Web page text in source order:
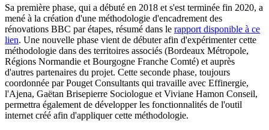
Sa première phase, qui a débuté en 2018 et s'est terminée fin 2020, a
mené à la création d'une méthodologie d'encadrement des
rénovations BBC par étapes, résumé dans le rapport disponible à ce
lien. Une nouvelle phase vient de débuter afin d'expérimenter cette
méthodologie dans des territoires associés (Bordeaux Métropole,
Régions Normandie et Bourgogne Franche Comté) et auprès
d'autres partenaires du projet. Cette seconde phase, toujours
coordonnée par Pouget Consultants qui travaille avec Effinergie,
l'Ajena, Gaëtan Brisepierre Sociologue et Viviane Hamon Conseil,
permettra également de développer les fonctionnalités de l'outil
internet créé afin d'appliquer cette méthodologie.